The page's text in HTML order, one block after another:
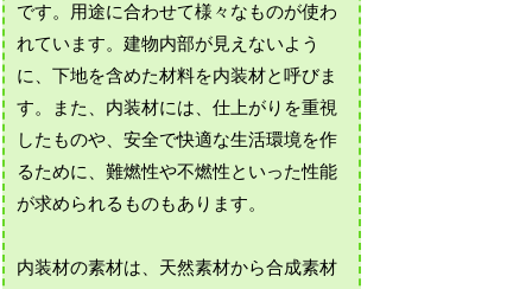
です。用途に合わせて様々なものが使わ
れています。建物内部が見えないよう
に、下地を含めた材料を内装材と呼びま
す。また、内装材には、仕上がりを重視
したものや、安全で快適な生活環境を作
るために、難燃性や不燃性といった性能
が求められるものもあります。
内装材の素材は、天然素材から合成素材